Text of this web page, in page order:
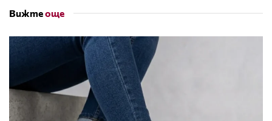
Вижтеоще